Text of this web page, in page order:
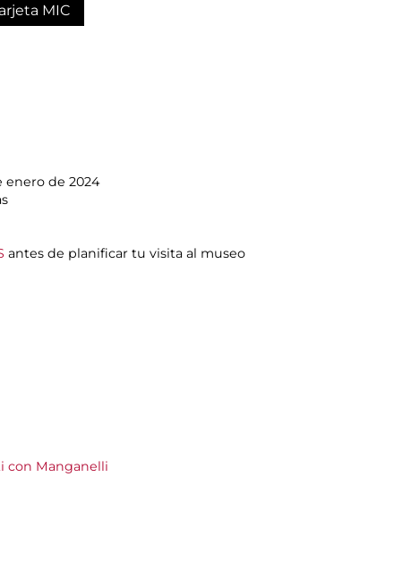
MIC
enero de 2024
antes de planificar tu visita al museo
con Manganelli